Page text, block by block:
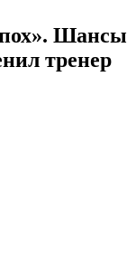
Шансы
тренер